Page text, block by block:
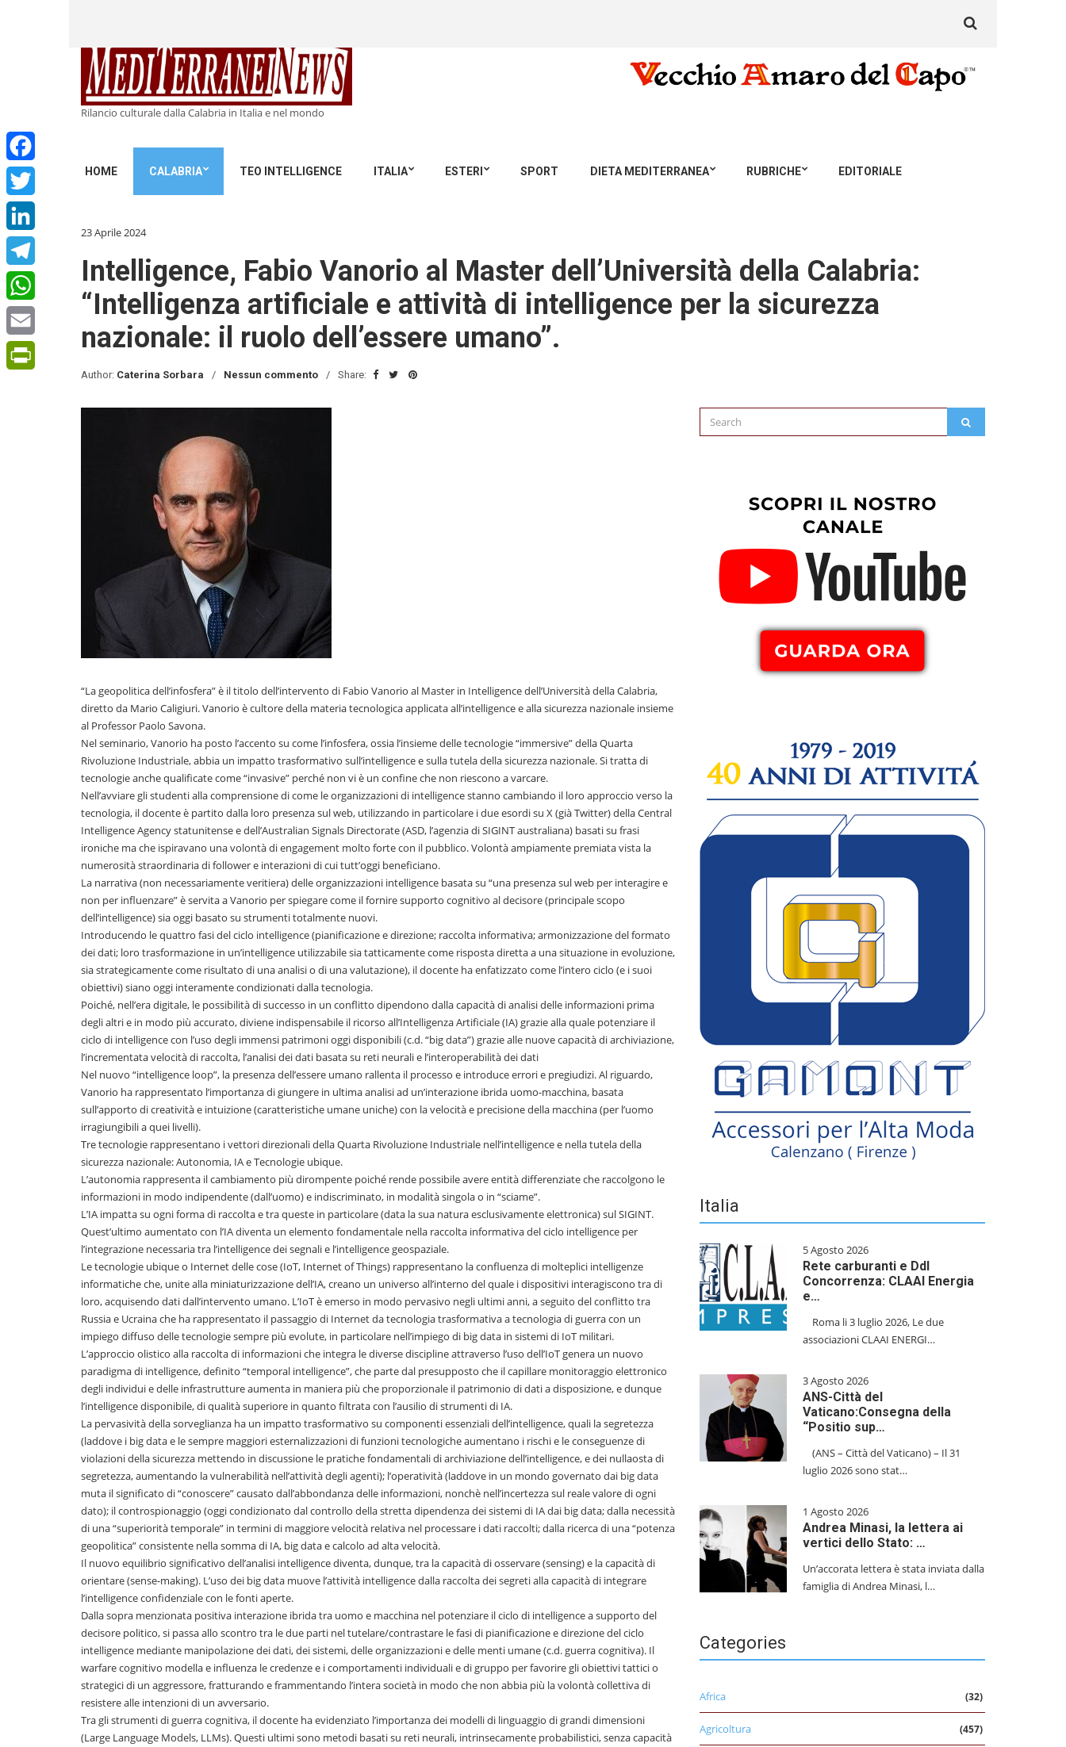
Rilancio culturale dalla Calabria in Italia e nel mondo
HOME CALABRIA TEO INTELLIGENCE ITALIA ESTERI SPORT DIETA MEDITERRANEA RUBRICHE EDITORIALE
for:
Facebook
Twitter
LinkedIn
Telegram
WhatsApp
Email
23 Aprile 2024
Intelligence, Fabio Vanorio al Master dell’Università della Calabria:
“Intelligenza artificiale e attività di intelligence per la sicurezza
nazionale: il ruolo dell’essere umano”.
Author: Caterina Sorbara Nessun commento Share:
“La geopolitica dell’infosfera” è il titolo dell’intervento di Fabio Vanorio al Master in Intelligence dell’Università della Calabria,
diretto da Mario Caligiuri. Vanorio è cultore della materia tecnologica applicata all’intelligence e alla sicurezza nazionale insieme
al Professor Paolo Savona.
Nel seminario, Vanorio ha posto l’accento su come l’infosfera, ossia l’insieme delle tecnologie “immersive” della Quarta
Rivoluzione Industriale, abbia un impatto trasformativo sull’intelligence e sulla tutela della sicurezza nazionale. Si tratta di
tecnologie anche qualificate come “invasive” perché non vi è un confine che non riescono a varcare.
Nell’avviare gli studenti alla comprensione di come le organizzazioni di intelligence stanno cambiando il loro approccio verso la
tecnologia, il docente è partito dalla loro presenza sul web, utilizzando in particolare i due esordi su X (già Twitter) della Central
Intelligence Agency statunitense e dell’Australian Signals Directorate (ASD, l’agenzia di SIGINT australiana) basati su frasi
ironiche ma che ispiravano una volontà di engagement molto forte con il pubblico. Volontà ampiamente premiata vista la
numerosità straordinaria di follower e interazioni di cui tutt’oggi beneficiano.
La narrativa (non necessariamente veritiera) delle organizzazioni intelligence basata su “una presenza sul web per interagire e
non per influenzare” è servita a Vanorio per spiegare come il fornire supporto cognitivo al decisore (principale scopo
dell’intelligence) sia oggi basato su strumenti totalmente nuovi.
Introducendo le quattro fasi del ciclo intelligence (pianificazione e direzione; raccolta informativa; armonizzazione del formato
dei dati; loro trasformazione in un’intelligence utilizzabile sia tatticamente come risposta diretta a una situazione in evoluzione,
sia strategicamente come risultato di una analisi o di una valutazione), il docente ha enfatizzato come l’intero ciclo (e i suoi
obiettivi) siano oggi interamente condizionati dalla tecnologia.
Poiché, nell’era digitale, le possibilità di successo in un conflitto dipendono dalla capacità di analisi delle informazioni prima
degli altri e in modo più accurato, diviene indispensabile il ricorso all’Intelligenza Artificiale (IA) grazie alla quale potenziare il
ciclo di intelligence con l’uso degli immensi patrimoni oggi disponibili (c.d. “big data”) grazie alle nuove capacità di archiviazione,
l’incrementata velocità di raccolta, l’analisi dei dati basata su reti neurali e l’interoperabilità dei dati
Nel nuovo “intelligence loop”, la presenza dell’essere umano rallenta il processo e introduce errori e pregiudizi. Al riguardo,
Vanorio ha rappresentato l’importanza di giungere in ultima analisi ad un’interazione ibrida uomo-macchina, basata
sull’apporto di creatività e intuizione (caratteristiche umane uniche) con la velocità e precisione della macchina (per l’uomo
irragiungibili a quei livelli).
Tre tecnologie rappresentano i vettori direzionali della Quarta Rivoluzione Industriale nell’intelligence e nella tutela della
sicurezza nazionale: Autonomia, IA e Tecnologie ubique.
L’autonomia rappresenta il cambiamento più dirompente poiché rende possibile avere entità differenziate che raccolgono le
informazioni in modo indipendente (dall’uomo) e indiscriminato, in modalità singola o in “sciame”.
L’IA impatta su ogni forma di raccolta e tra queste in particolare (data la sua natura esclusivamente elettronica) sul SIGINT.
Quest’ultimo aumentato con l’IA diventa un elemento fondamentale nella raccolta informativa del ciclo intelligence per
l’integrazione necessaria tra l’intelligence dei segnali e l’intelligence geospaziale.
Le tecnologie ubique o Internet delle cose (IoT, Internet of Things) rappresentano la confluenza di molteplici intelligenze
informatiche che, unite alla miniaturizzazione dell’IA, creano un universo all’interno del quale i dispositivi interagiscono tra di
loro, acquisendo dati dall’intervento umano. L’IoT è emerso in modo pervasivo negli ultimi anni, a seguito del conflitto tra
Russia e Ucraina che ha rappresentato il passaggio di Internet da tecnologia trasformativa a tecnologia di guerra con un
impiego diffuso delle tecnologie sempre più evolute, in particolare nell’impiego di big data in sistemi di IoT militari.
L’approccio olistico alla raccolta di informazioni che integra le diverse discipline attraverso l’uso dell’IoT genera un nuovo
paradigma di intelligence, definito “temporal intelligence”, che parte dal presupposto che il capillare monitoraggio elettronico
degli individui e delle infrastrutture aumenta in maniera più che proporzionale il patrimonio di dati a disposizione, e dunque
l’intelligence disponibile, di qualità superiore in quanto filtrata con l’ausilio di strumenti di IA.
La pervasività della sorveglianza ha un impatto trasformativo su componenti essenziali dell’intelligence, quali la segretezza
(laddove i big data e le sempre maggiori esternalizzazioni di funzioni tecnologiche aumentano i rischi e le conseguenze di
violazioni della sicurezza mettendo in discussione le pratiche fondamentali di archiviazione dell’intelligence, e dei nullaosta di
segretezza, aumentando la vulnerabilità nell’attività degli agenti); l’operatività (laddove in un mondo governato dai big data
muta il significato di “conoscere” causato dall’abbondanza delle informazioni, nonchè nell’incertezza sul reale valore di ogni
dato); il controspionaggio (oggi condizionato dal controllo della stretta dipendenza dei sistemi di IA dai big data; dalla necessità
di una “superiorità temporale” in termini di maggiore velocità relativa nel processare i dati raccolti; dalla ricerca di una “potenza
geopolitica” consistente nella somma di IA, big data e calcolo ad alta velocità.
Il nuovo equilibrio significativo dell’analisi intelligence diventa, dunque, tra la capacità di osservare (sensing) e la capacità di
orientare (sense-making). L’uso dei big data muove l’attività intelligence dalla raccolta dei segreti alla capacità di integrare
l’intelligence confidenziale con le fonti aperte.
Dalla sopra menzionata positiva interazione ibrida tra uomo e macchina nel potenziare il ciclo di intelligence a supporto del
decisore politico, si passa allo scontro tra le due parti nel tutelare/contrastare le fasi di pianificazione e direzione del ciclo
intelligence mediante manipolazione dei dati, dei sistemi, delle organizzazioni e delle menti umane (c.d. guerra cognitiva). Il
warfare cognitivo modella e influenza le credenze e i comportamenti individuali e di gruppo per favorire gli obiettivi tattici o
strategici di un aggressore, fratturando e frammentando l’intera società in modo che non abbia più la volontà collettiva di
resistere alle intenzioni di un avversario.
Tra gli strumenti di guerra cognitiva, il docente ha evidenziato l’importanza dei modelli di linguaggio di grandi dimensioni
(Large Language Models, LLMs). Questi ultimi sono metodi basati su reti neurali, intrinsecamente probabilistici, senza capacità
Search
for:
Italia
5 Agosto 2026
Rete carburanti e Ddl
Concorrenza: CLAAI Energia
e…
​Roma li 3 luglio 2026, Le due
associazioni CLAAI ENERGI…
3 Agosto 2026
ANS-Città del
Vaticano:Consegna della
“Positio sup…
(ANS – Città del Vaticano) – Il 31
luglio 2026 sono stat…
1 Agosto 2026
Andrea Minasi, la lettera ai
vertici dello Stato: …
Un’accorata lettera è stata inviata dalla
famiglia di Andrea Minasi, l…
Categories
Africa (32)
Agricoltura (457)